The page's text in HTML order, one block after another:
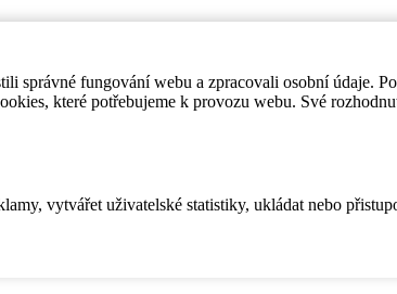
správné fungování webu a zpracovali osobní údaje.
které potřebujeme k provozu webu. Své
vytvářet uživatelské statistiky, ukládat nebo